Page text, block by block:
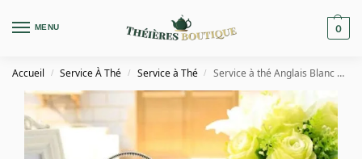
MENU 0
Accueil / Service À Thé / Service à Thé / Service à thé Anglais Blanc et Élégant en Porcelaine